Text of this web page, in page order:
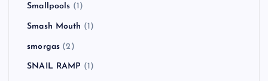
Smallpools (1)
Smash Mouth (1)
smorgas (2)
SNAIL RAMP (1)